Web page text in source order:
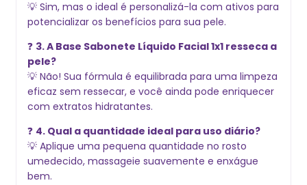
💡 Sim, mas o ideal é personalizá-la com ativos para
potencializar os benefícios para sua pele.
❓ 3. A Base Sabonete Líquido Facial 1x1 resseca a
pele?
💡 Não! Sua fórmula é equilibrada para uma limpeza
eficaz sem ressecar, e você ainda pode enriquecer
com extratos hidratantes.
❓ 4. Qual a quantidade ideal para uso diário?
💡 Aplique uma pequena quantidade no rosto
umedecido, massageie suavemente e enxágue
bem.